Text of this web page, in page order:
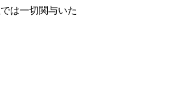
は一切関与いた